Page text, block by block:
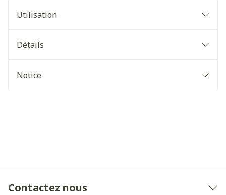
Utilisation
Détails
Notice
Contactez nous